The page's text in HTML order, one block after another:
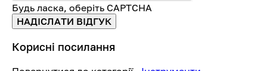
Будь ласка, оберіть CAPTCHA
НАДІСЛАТИ ВІДГУК
Корисні посилання